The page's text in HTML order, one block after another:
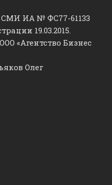
ИА № ФС77-61133
19.03.2015.
«Агентство Бизнес
Олег